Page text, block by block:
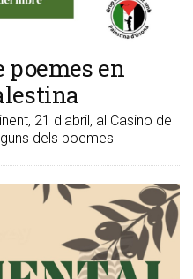
en
21 d'abril, al Casino de
dels poemes